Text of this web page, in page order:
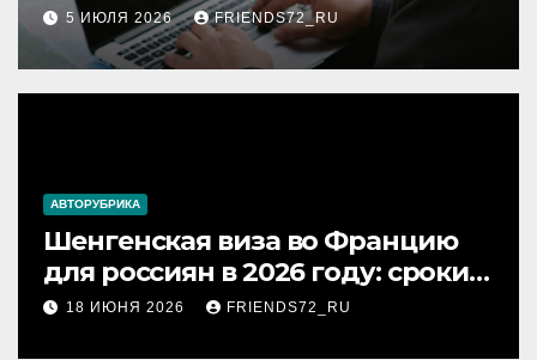
5 ИЮЛЯ 2026 FRIENDS72_RU
АВТОРУБРИКА
Шенгенская виза во Францию
для россиян в 2026 году: сроки
от 3 дней и список
18 ИЮНЯ 2026 FRIENDS72_RU